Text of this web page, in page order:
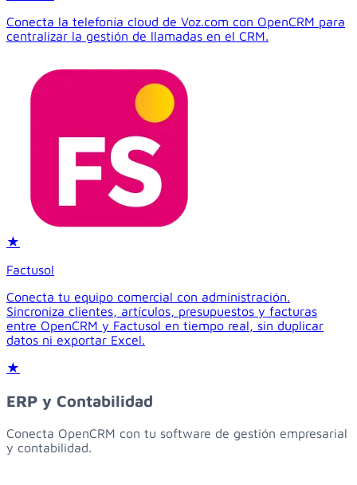
Conecta la telefonía cloud de Voz.com con OpenCRM para
centralizar la gestión de llamadas en el CRM.
★
Factusol
Conecta tu equipo comercial con administración.
Sincroniza clientes, artículos, presupuestos y facturas
entre OpenCRM y Factusol en tiempo real, sin duplicar
datos ni exportar Excel.
★
ERP y Contabilidad
Conecta OpenCRM con tu software de gestión empresarial
y contabilidad.